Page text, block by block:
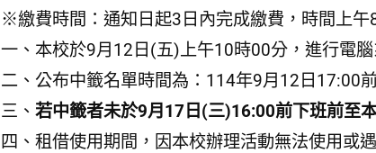
※繳費時間：通知日起3日內完成繳費，時間上午
一、本校於9月12日(五)上午10時00分，進行電
二、公布中籤名單時間為：114年9月12日17:00
三、若中籤者未於9月17日(三)16:00前下班前至
四、租借使用期間，因本校辦理活動無法使用或